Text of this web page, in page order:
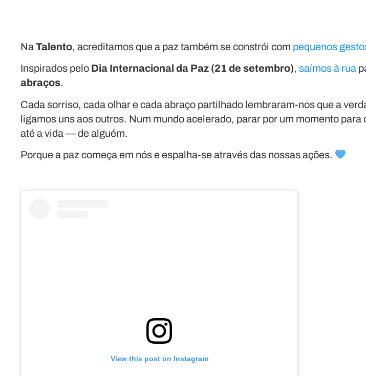
NaTalento, acreditamos que a paz também se constrói com pequenos
Inspirados pelo Dia Internacional da Paz (21 de setembro), saímos à rua
abraços.
Cada sorriso, cada olhar e cada abraço partilhado lembraram-nos que a
ligamos uns aos outros. Num mundo acelerado, parar por um momento
até a vida — de alguém.
Porque a paz começa em nós e espalha-se através das nossas ações.
View this post on Instagram